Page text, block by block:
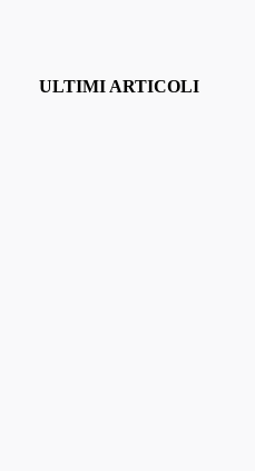
ULTIMI ARTICOLI